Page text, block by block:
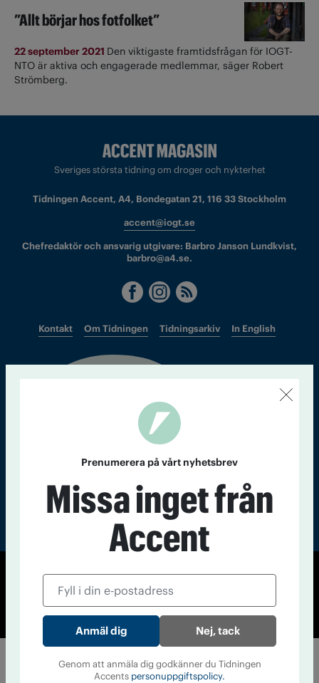
”Allt börjar hos fotfolket”
22 september 2021 Den viktigaste framtidsfrågan för IOGT-
NTO är aktiva och engagerade medlemmar, säger Robert
Strömberg.
Sveriges största tidning om droger och nykterhet
Tidningen Accent, A4, Bondegatan 21, 116 33 Stockholm
accent@iogt.se
Chefredaktör och ansvarig utgivare: Barbro Janson Lundkvist,
barbro@a4.se.
Kontakt Om Tidningen Tidningsarkiv In English
© Tidningen Accent 2026
Cookiepolicy
Personuppgiftspolicy
Prenumerera på vårt nyhetsbrev
Missa inget från
Accent
Nej, tack
Genom att anmäla dig godkänner du Tidningen
Accents personuppgiftspolicy.